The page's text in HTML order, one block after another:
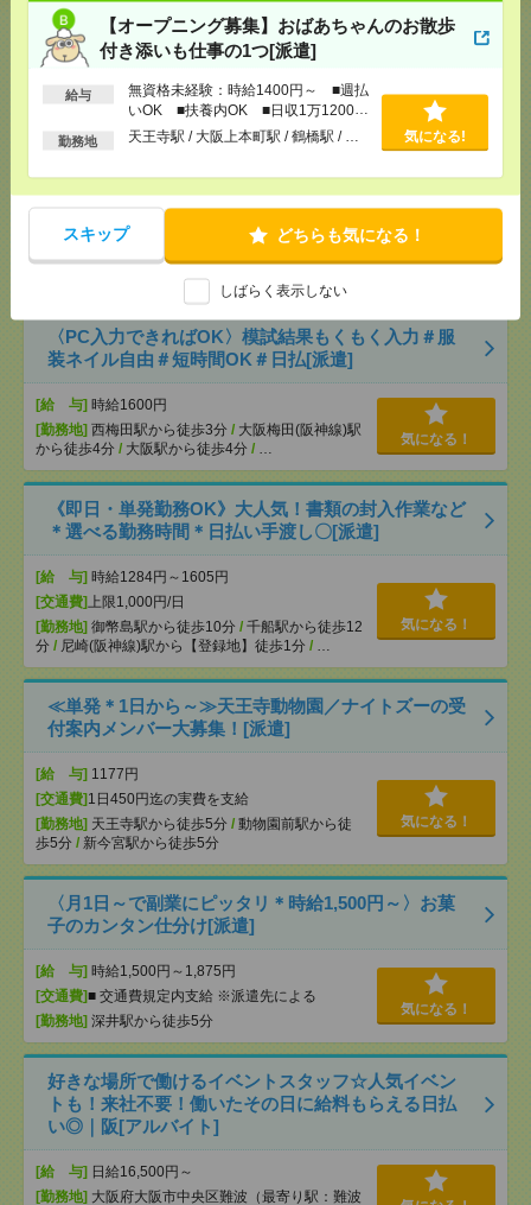
【オープニング募集】おばあちゃんのお散歩
付き添いも仕事の1つ[派遣]
給与
無資格未経験：時給1400円～ ■週払
いOK ■扶養内OK ■日収1万1200円
以上
勤務地 天王寺駅 / 大阪上本町駅 / 鶴橋駅 / … 気になる!
スキップ どちらも気になる！
しばらく表示しない
[給 与]
OK ■扶養内OK ■日収1万1200円以上
[交通費] 交通費全額支給
天王寺駅 / 大阪上本町駅 / 鶴橋駅/
【オープニング募集】おばあちゃんのお散歩付き添
無資格未経験：時給1400円～ ■週払い
OK ■扶養内OK ■日収1万1200円以上
大阪上本町駅
〈PC入力できればOK〉模試結果もくもく入力＃服
装ネイル自由＃短時間OK＃日払[派遣]
[給 与] 時給1600円
[勤務地] 西梅田駅から徒歩3分 / 大阪梅田(阪神線)駅
から徒歩4分 / 大阪駅から徒歩4分 / …
気になる！
《即日・単発勤務OK》大人気！書類の封入作業など
＊選べる勤務時間＊日払い手渡し〇[派遣]
[給 与] 時給1284円～1605円
[交通費] 上限1,000円/日
[勤務地] 御幣島駅から徒歩10分 / 千船駅から徒歩12
分 / 尼崎(阪神線)駅から【登録地】徒歩1分 / …
気になる！
≪単発＊1日から～≫天王寺動物園／ナイトズーの受
付案内メンバー大募集！[派遣]
[給 与] 1177円
[交通費] 1日450円迄の実費を支給
[勤務地] 天王寺駅から徒歩5分 / 動物園前駅から徒
歩5分 / 新今宮駅から徒歩5分
気になる！
〈月1日～で副業にピッタリ＊時給1,500円～〉お菓
子のカンタン仕分け[派遣]
[給 与] 時給1,500円～1,875円
[交通費]■ 交通費規定内支給 ※派遣先による
[勤務地] 深井駅から徒歩5分
気になる！
好きな場所で働けるイベントスタッフ☆人気イベン
トも！来社不要！働いたその日に給料もらえる日払
い◎｜阪[アルバイト]
[給 与] 日給16,500円～
[勤務地] 大阪府大阪市中央区難波（最寄り駅：難波